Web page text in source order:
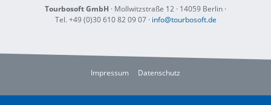
Tourbosoft GmbH · Mollwitzstraße 12 · 14059 Berlin ·
Tel. +49 (0)30 610 82 09 07· info@tourbosoft.de
Impressum Datenschutz